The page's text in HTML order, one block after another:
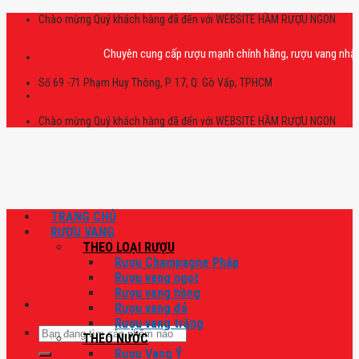
Skip
Chào mừng Quý khách hàng đã đến với WEBSITE HẦM RƯỢU NGON
Chuyên cung cấp rượu mạnh chính hãng, rượu vang nhập
Số 69 -71 Phạm Huy Thông, P. 17, Q. Gò Vấp, TPHCM
Chào mừng Quý khách hàng đã đến với WEBSITE HẦM RƯỢU NGON
Tìm
kiếm:
TRANG CHỦ
RƯỢU VANG
THEO LOẠI RƯỢU
Rượu Champagne Pháp
Rượu vang ngọt
Rượu vang hồng
Rượu vang đỏ
Rượu vang trắng
THEO NƯỚC
Rượu Vang Ý